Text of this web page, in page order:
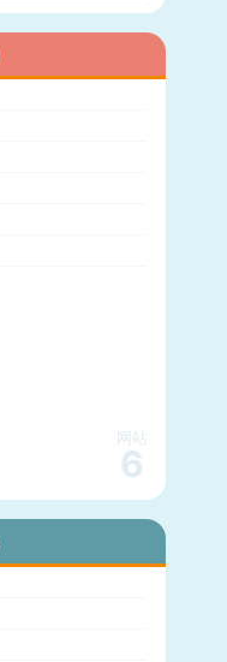
网站
6